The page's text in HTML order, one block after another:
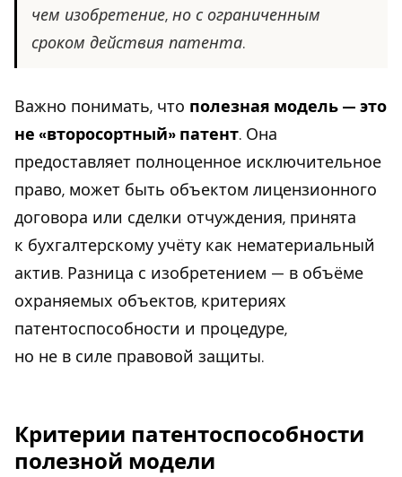
чем изобретение, но с ограниченным
сроком действия патента.
Важно понимать, что полезная модель — это
не «второсортный» патент. Она
предоставляет полноценное исключительное
право, может быть объектом лицензионного
договора или сделки отчуждения, принята
к бухгалтерскому учёту как нематериальный
актив. Разница с изобретением — в объёме
охраняемых объектов, критериях
патентоспособности и процедуре,
но не в силе правовой защиты.
Критерии патентоспособности
полезной модели